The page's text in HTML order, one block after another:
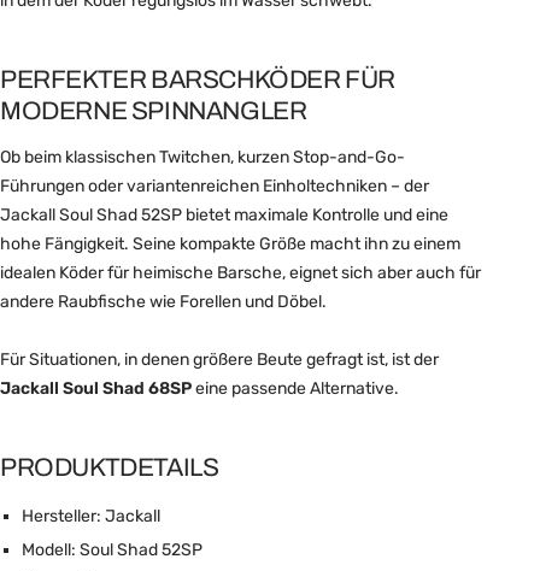
PERFEKTER BARSCHKÖDER FÜR
MODERNE SPINNANGLER
Ob beim klassischen Twitchen, kurzen Stop-and-Go-
Führungen oder variantenreichen Einholtechniken – der
Jackall Soul Shad 52SP bietet maximale Kontrolle und eine
hohe Fängigkeit. Seine kompakte Größe macht ihn zu einem
idealen Köder für heimische Barsche, eignet sich aber auch für
andere Raubfische wie Forellen und Döbel.
Für Situationen, in denen größere Beute gefragt ist, ist der
Jackall Soul Shad 68SPeine passende Alternative.
PRODUKTDETAILS
Hersteller: Jackall
Modell: Soul Shad 52SP